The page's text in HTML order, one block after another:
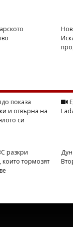
показа
и отвърна на
си
разкри
които тормозят